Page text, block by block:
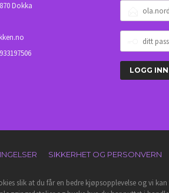
Dokka
933197506
PASSORD
SIKKERHET OG PERSONVERN
slik at du får en bedre kjøpsopplevelse og vi